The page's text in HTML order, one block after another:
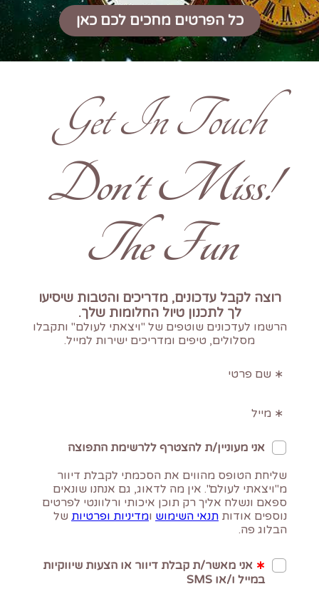
כל הפרטים מחכים לכם כאן
Get In Touch
!Don't Miss
The Fun